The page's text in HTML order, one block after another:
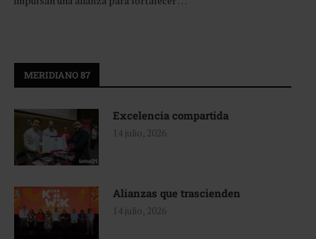
MERIDIANO 87
Excelencia compartida
14 julio, 2026
Alianzas que trascienden
14 julio, 2026